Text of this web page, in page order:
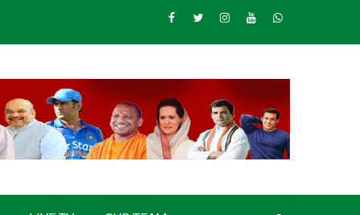
Facebook
TwitterInstagram
YoutubeWhatsapp